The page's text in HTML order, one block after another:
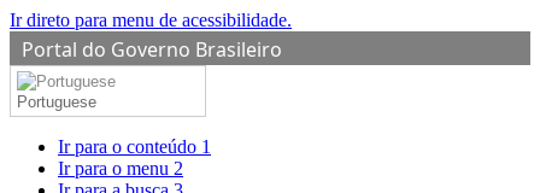
Ir direto para menu de acessibilidade.
Portal do Governo Brasileiro
Portuguese
Ir para o conteúdo 1
Ir para o menu 2